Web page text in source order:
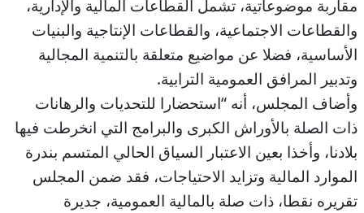
مقاربة موضوعاتية، تشمل القطاعات المالية والإدارية،
والقطاعات الاجتماعية، والقطاعات الإنتاجية والبنيات
الأساسية، فضلا عن مواضيع متعلقة بالتنمية المجالية
وتدبير المرافق العمومية الترابية.
وأضاف المجلس، أنه “استحضارا للتحديات والرهانات
ذات الصلة بالأوراش الكبرى والبرامج التي انخرطت فيها
بلادنا، وأخذا بعين الاعتبار السياق الحالي المتسم بندرة
الموارد المالية وتزايد الاحتياجات، فقد ضمن المجلس
تقريره نقطا، ذات صلة بالمالية العمومية، جديرة